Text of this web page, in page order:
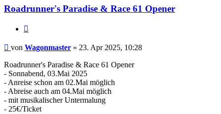
Roadrunner's Paradise & Race 61 Opener
Beitrag
von Wagonmaster » 23. Apr 2025, 10:28
Roadrunner's Paradise & Race 61 Opener
- Sonnabend, 03.Mai 2025
- Anreise schon am 02.Mai möglich
- Abreise auch am 04.Mai möglich
- mit musikalischer Untermalung
- 25€/Ticket